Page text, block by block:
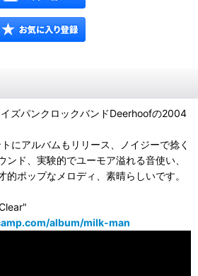
ズパンクロックバンドDeerhoofの2004
にアルバムもリリース、ノイジーで捻く
ンド、実験的でユーモア溢れる音使い、
的ポップなメロディ、素晴らしいです。
album/milk-man